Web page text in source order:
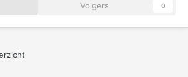
Volgers 0